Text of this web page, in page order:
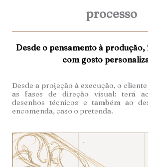
processo
Desde o pensamento à produção,
com gosto
Desde a projeção à execução, o
as fases de direção visual: terá
desenhos técnicos e também ao
encomenda, caso o pretenda.